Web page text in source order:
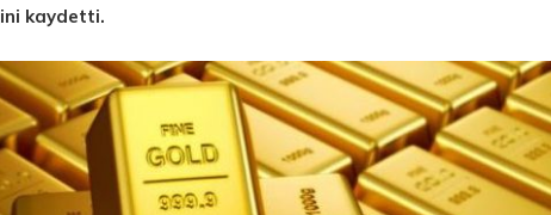
kaydetti.